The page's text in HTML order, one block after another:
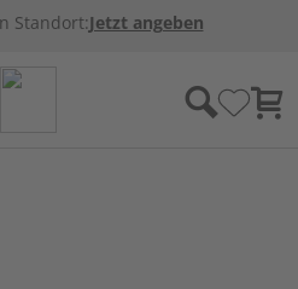
Standort:Jetzt angeben